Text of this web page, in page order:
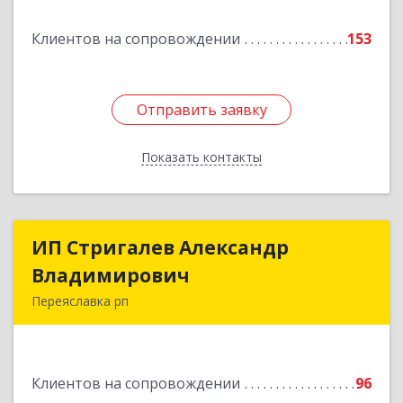
Клиентов на сопровождении 153
Отправить заявку
Показать контакты
Отправить заявку
Назад
ИП Стригалев Александр
Владимирович
Переяславка рп
Клиентов на сопровождении 96
ИП Стригалев Александр
Подробнее